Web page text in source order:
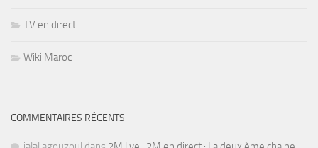
TV en direct
Wiki Maroc
COMMENTAIRES RÉCENTS